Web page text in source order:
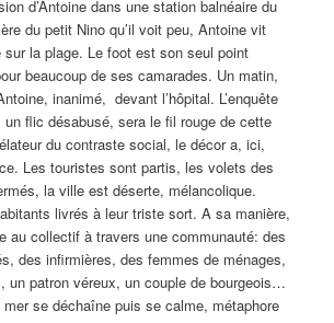
d’Antoine dans une station balnéaire du
du petit Nino qu’il voit peu, Antoine vit
sur la plage. Le foot est son seul point
beaucoup de ses camarades. Un matin,
inanimé, devant l’hôpital. L’enquête
un flic désabusé, sera le fil rouge de cette
du contraste social, le décor a, ici,
Les touristes sont partis, les volets des
la ville est déserte, mélancolique.
livrés à leur triste sort. A sa manière,
au collectif à travers une communauté: des
des infirmières, des femmes de ménages,
un patron véreux, un couple de bourgeois…
se déchaîne puis se calme, métaphore